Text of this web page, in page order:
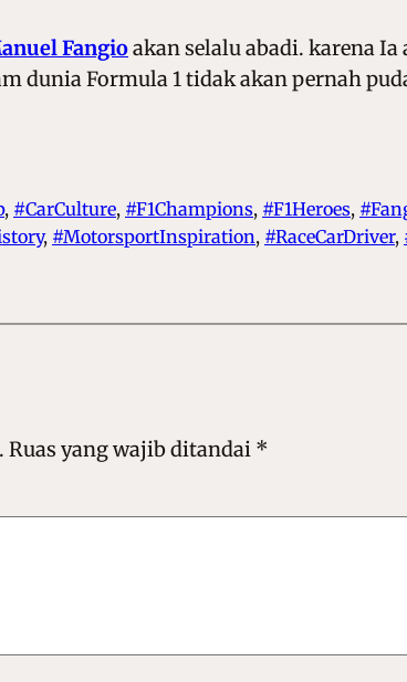
Fangioakan selalu abadi. karena
dunia Formula 1 tidak akan pernah
, #CarCulture, #F1Champions, #F1Heroes,
, #MotorsportInspiration, #RaceCarDriver,
Ruas yang wajib ditandai *